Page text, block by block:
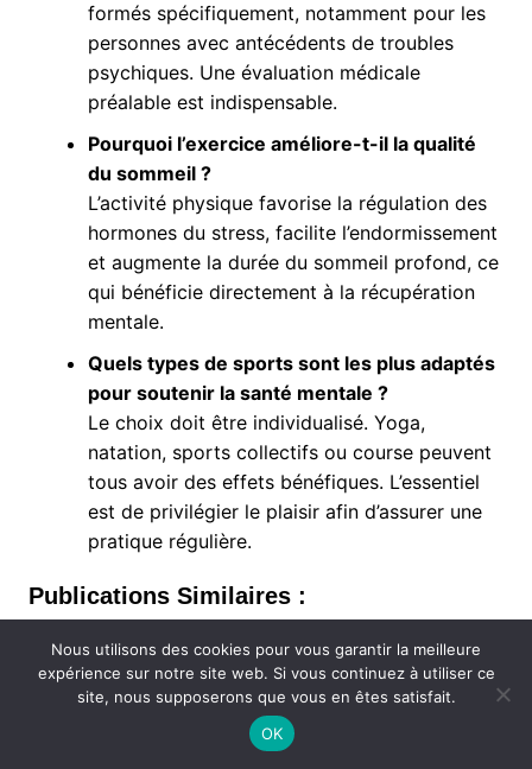
formés spécifiquement, notamment pour les
personnes avec antécédents de troubles
psychiques. Une évaluation médicale
préalable est indispensable.
Pourquoi l’exercice améliore-t-il la qualité
du sommeil ?
L’activité physique favorise la régulation des
hormones du stress, facilite l’endormissement
et augmente la durée du sommeil profond, ce
qui bénéficie directement à la récupération
mentale.
Quels types de sports sont les plus adaptés
pour soutenir la santé mentale ?
Le choix doit être individualisé. Yoga,
natation, sports collectifs ou course peuvent
tous avoir des effets bénéfiques. L’essentiel
est de privilégier le plaisir afin d’assurer une
pratique régulière.
Publications Similaires :
psychologique ?
Qu’est-ce que la psychothérapie ?
Quels sont les signes de la dépression selon
Nous utilisons des cookies pour vous garantir la meilleure
expérience sur notre site web. Si vous continuez à utiliser ce
site, nous supposerons que vous en êtes satisfait.
OK